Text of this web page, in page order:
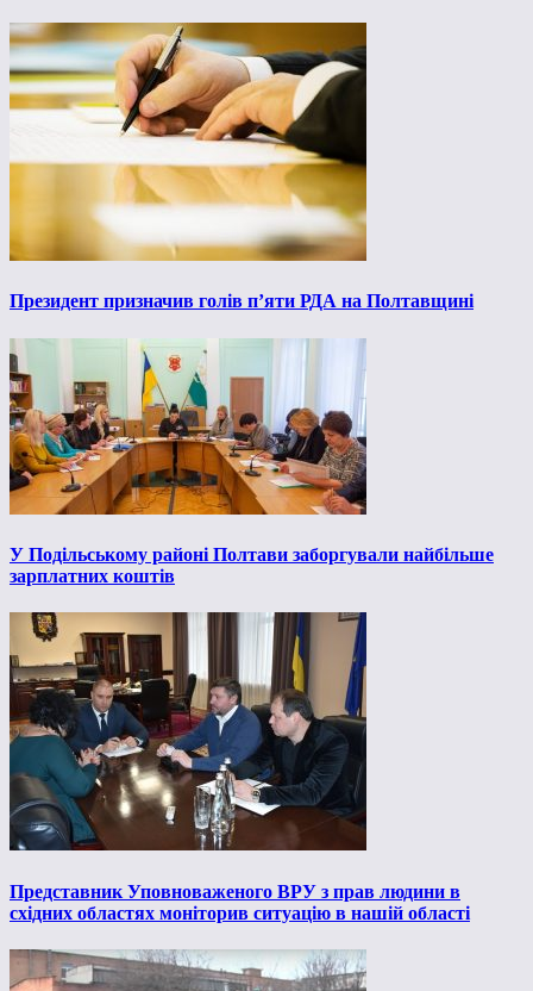
Президент призначив голів п’яти РДА на Полтавщині
У Подільському районі Полтави заборгували найбільше
зарплатних коштів
Представник Уповноваженого ВРУ з прав людини в
східних областях моніторив ситуацію в нашій області